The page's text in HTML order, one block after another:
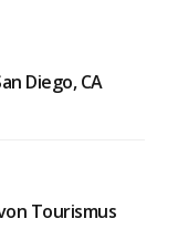
Diego, CA
Tourismus